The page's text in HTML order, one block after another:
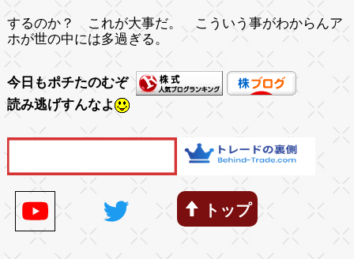
するのか？ これが大事だ。 こういう事がわからんア
ホが世の中には多過ぎる。
今日もポチたのむぞ
読み逃げすんなよ
トップ